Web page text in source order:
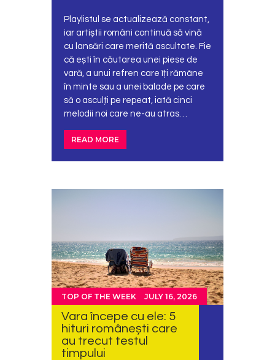
Playlistul se actualizează constant,
iar artiștii români continuă să vină
cu lansări care merită ascultate. Fie
că ești în căutarea unei piese de
vară, a unui refren care îți rămâne
în minte sau a unei balade pe care
să o asculți pe repeat, iată cinci
melodii noi care ne-au atras…
READ MORE
TOP OF THE WEEK JULY 16, 2026
Vara începe cu ele: 5
hituri românești care
au trecut testul
timpului